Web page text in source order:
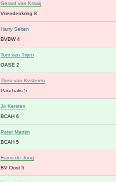
Gerard van Kraaij
Vriendenkring 8
Harry Selten
BVBW 4
Tom van Trijen
OASE 2
Theo van Kesteren
Paschalis 5
Jo Kersten
BCAH 6
Peter Marttin
BCAH 5
Frans de Jong
BV Oost 5